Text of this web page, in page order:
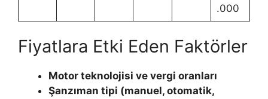
.000
Fiyatlara Etki Eden Faktörler
Motor teknolojisi ve vergi oranları
Şanzıman tipi (manuel, otomatik,